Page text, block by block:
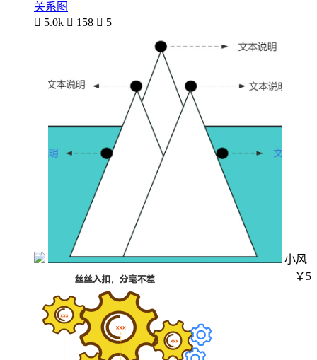
关系图
 5.0k  158  5
小风
￥5